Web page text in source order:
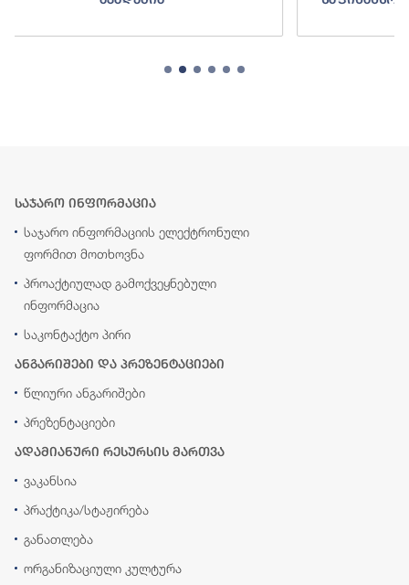
საჯარო ინფორმაცია
საჯარო ინფორმაციის ელექტრონული
ფორმით მოთხოვნა
პროაქტიულად გამოქვეყნებული
ინფორმაცია
საკონტაქტო პირი
ანგარიშები და პრეზენტაციები
წლიური ანგარიშები
პრეზენტაციები
ადამიანური რესურსის მართვა
ვაკანსია
პრაქტიკა/სტაჟირება
განათლება
ორგანიზაციული კულტურა